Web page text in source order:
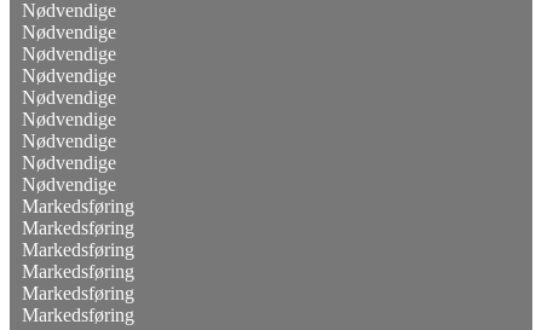
Nødvendige
Nødvendige
Nødvendige
Nødvendige
Nødvendige
Nødvendige
Nødvendige
Nødvendige
Nødvendige
Markedsføring
Markedsføring
Markedsføring
Markedsføring
Markedsføring
Markedsføring